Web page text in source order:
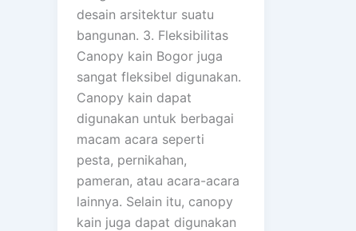
desain arsitektur suatu
bangunan. 3. Fleksibilitas
Canopy kain Bogor juga
sangat fleksibel digunakan.
Canopy kain dapat
digunakan untuk berbagai
macam acara seperti
pesta, pernikahan,
pameran, atau acara-acara
lainnya. Selain itu, canopy
kain juga dapat digunakan